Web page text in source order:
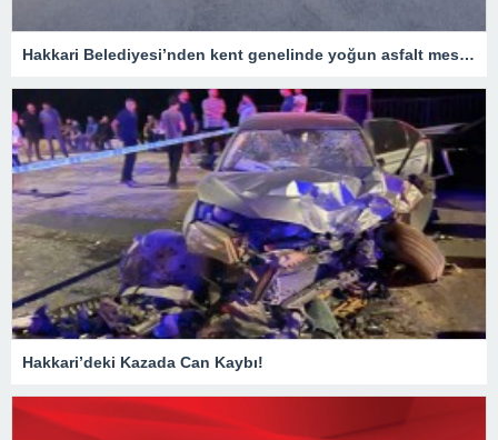
Hakkari Belediyesi’nden kent genelinde yoğun asfalt mesaisi
Hakkari’deki Kazada Can Kaybı!